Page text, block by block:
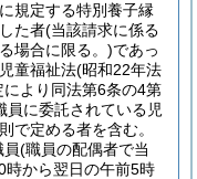
規定する特別養子縁
た者(当該請求に係る
場合に限る。)であっ
童福祉法(昭和22年法
より同法第6条の4第
員に委託されている児
で定める者を含む。
(職員の配偶者で当
時から翌日の午前5時